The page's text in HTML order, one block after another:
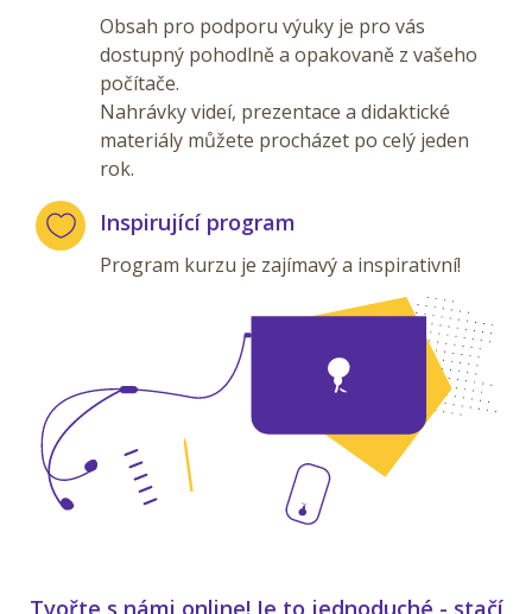
Obsah pro podporu výuky je pro vás
dostupný pohodlně a opakovaně z vašeho
počítače.
Nahrávky videí, prezentace a didaktické
materiály můžete procházet po celý jeden
rok.
Inspirující program
Program kurzu je zajímavý a inspirativní!
Tvořte s námi online! Je to jednoduché - stačí